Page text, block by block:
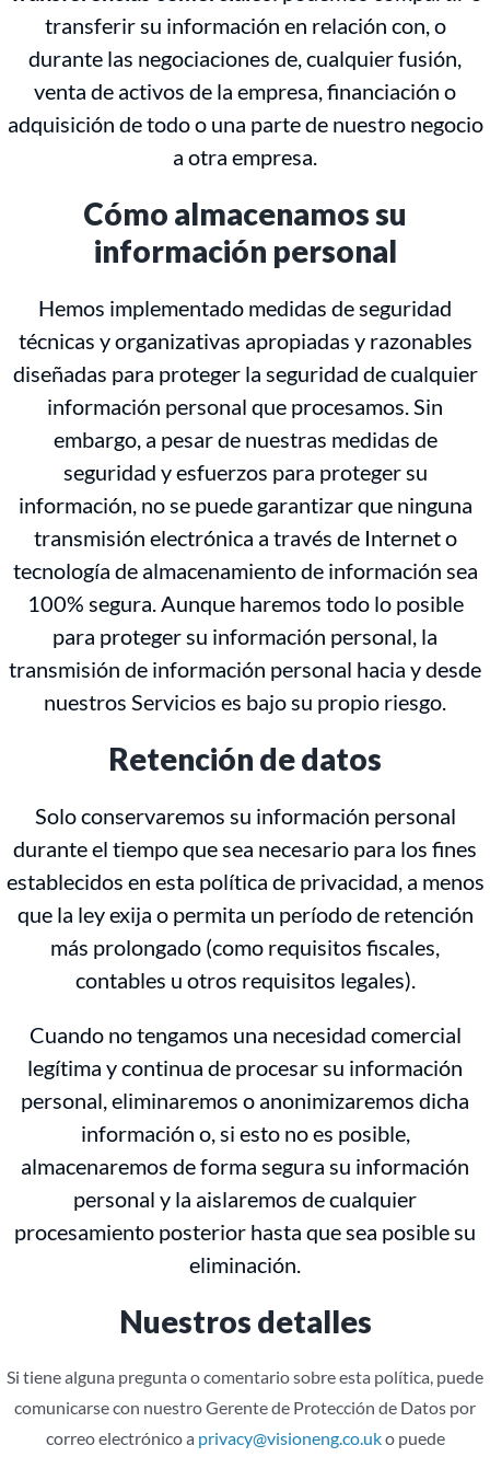
transferir su información en relación con, o
durante las negociaciones de, cualquier fusión,
venta de activos de la empresa, financiación o
adquisición de todo o una parte de nuestro negocio
a otra empresa.
Cómo almacenamos su
información personal
Hemos implementado medidas de seguridad
técnicas y organizativas apropiadas y razonables
diseñadas para proteger la seguridad de cualquier
información personal que procesamos. Sin
embargo, a pesar de nuestras medidas de
seguridad y esfuerzos para proteger su
información, no se puede garantizar que ninguna
transmisión electrónica a través de Internet o
tecnología de almacenamiento de información sea
100% segura. Aunque haremos todo lo posible
para proteger su información personal, la
transmisión de información personal hacia y desde
nuestros Servicios es bajo su propio riesgo.
Retención de datos
Solo conservaremos su información personal
durante el tiempo que sea necesario para los fines
establecidos en esta política de privacidad, a menos
que la ley exija o permita un período de retención
más prolongado (como requisitos fiscales,
contables u otros requisitos legales).
Cuando no tengamos una necesidad comercial
legítima y continua de procesar su información
personal, eliminaremos o anonimizaremos dicha
información o, si esto no es posible,
almacenaremos de forma segura su información
personal y la aislaremos de cualquier
procesamiento posterior hasta que sea posible su
eliminación.
Nuestros detalles
Si tiene alguna pregunta o comentario sobre esta política, puede
comunicarse con nuestro Gerente de Protección de Datos por
correo electrónico a privacy@visioneng.co.uko puede